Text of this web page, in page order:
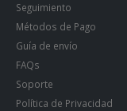
Seguimiento
Métodos de Pago
Guía de envío
FAQs
Soporte
Política de Privacidad